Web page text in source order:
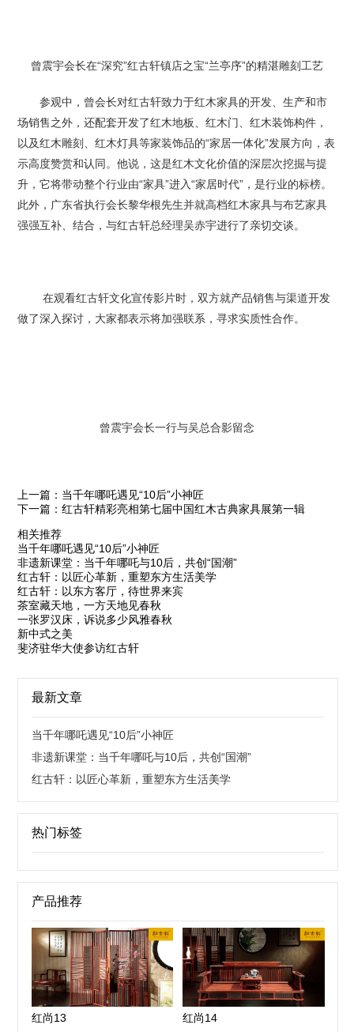
曾震宇会长在“深究”红古轩镇店之宝“兰亭序”的精湛雕刻工艺
参观中，曾会长对红古轩致力于红木家具的开发、生产和市
场销售之外，还配套开发了红木地板、红木门、红木装饰构件，
以及红木雕刻、红木灯具等家装饰品的“家居一体化”发展方向，表
示高度赞赏和认同。他说，这是红木文化价值的深层次挖掘与提
升，它将带动整个行业由“家具”进入“家居时代”，是行业的标榜。
此外，广东省执行会长黎华根先生并就高档红木家具与布艺家具
强强互补、结合，与红古轩总经理吴赤宇进行了亲切交谈。
在观看红古轩文化宣传影片时，双方就产品销售与渠道开发
做了深入探讨，大家都表示将加强联系，寻求实质性合作。
曾震宇会长一行与吴总合影留念
上一篇：当千年哪吒遇见“10后”小神匠
下一篇：红古轩精彩亮相第七届中国红木古典家具展第一辑
相关推荐
当千年哪吒遇见“10后”小神匠
非遗新课堂：当千年哪吒与10后，共创“国潮”
红古轩：以匠心革新，重塑东方生活美学
红古轩：以东方客厅，待世界来宾
茶室藏天地，一方天地见春秋
一张罗汉床，诉说多少风雅春秋
新中式之美
斐济驻华大使参访红古轩
最新文章
当千年哪吒遇见“10后”小神匠
非遗新课堂：当千年哪吒与10后，共创“国潮”
红古轩：以匠心革新，重塑东方生活美学
热门标签
产品推荐
红尚13 红尚14